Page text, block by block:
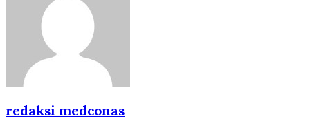
redaksi medconas